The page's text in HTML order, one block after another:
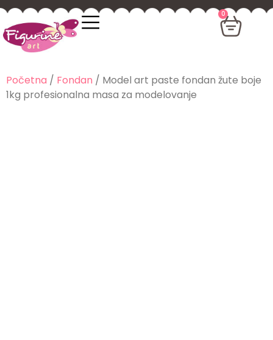
0
Početna / Fondan / Model art paste fondan žute boje
1kg profesionalna masa za modelovanje